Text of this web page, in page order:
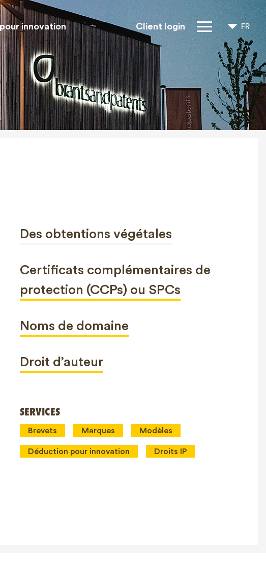
innovation Client login
Droits IP
À propos de
nous
Blogs
FR
NL
EN
Des obtentions végétales
Certificats complémentaires de
protection (CCPs) ou SPCs
Noms de domaine
Droit d’auteur
SERVICES
Brevets Marques Modèles
Déduction pour innovation Droits IP